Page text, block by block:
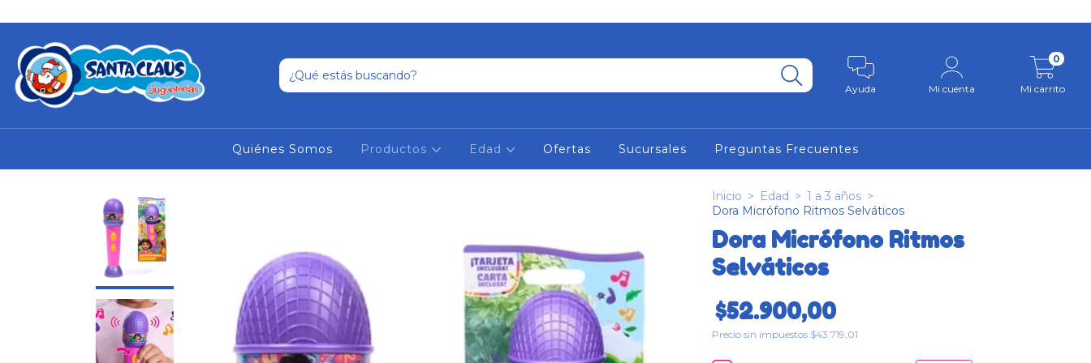
Ayuda Mi cuenta Mi carrito
0
Quiénes Somos Productos Edad Ofertas Sucursales Preguntas Frecuentes
Inicio > Edad > 1 a 3 años >
Dora Micrófono Ritmos Selváticos
Dora Micrófono Ritmos
Selváticos
$52.900,00
Precio sin impuestos $43.719,01